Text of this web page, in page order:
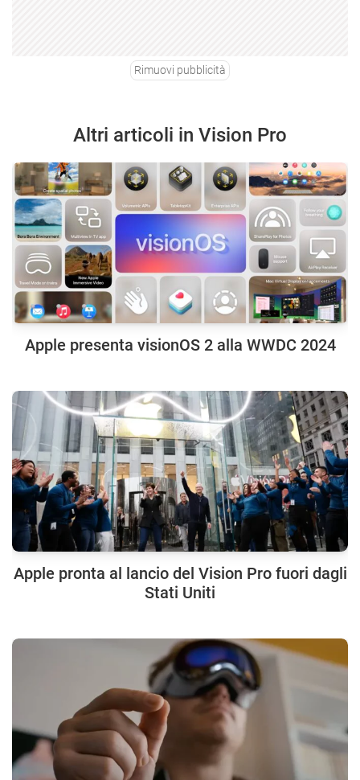
Rimuovi pubblicità
Altri articoli in Vision Pro
Apple presenta visionOS 2 alla WWDC 2024
Apple pronta al lancio del Vision Pro fuori dagli
Stati Uniti